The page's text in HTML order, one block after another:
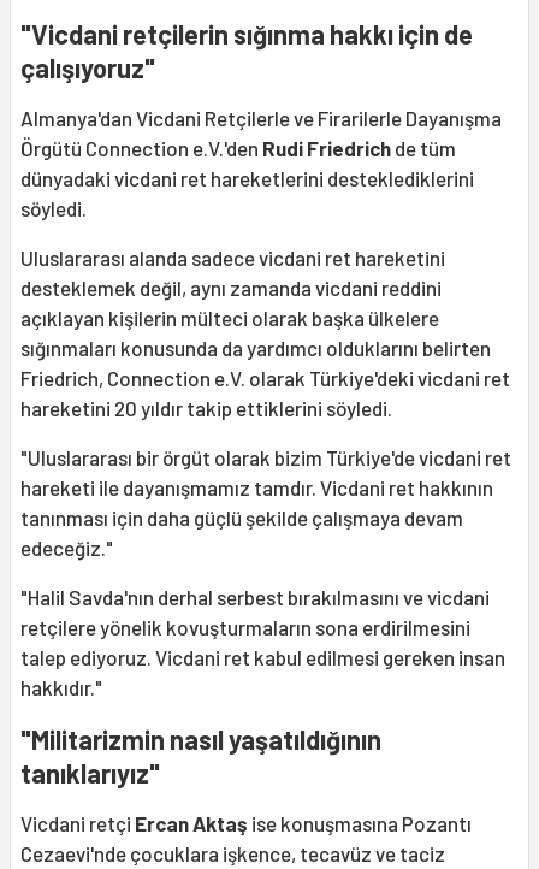
"Vicdani retçilerin sığınma hakkı için de
çalışıyoruz"
Almanya'dan Vicdani Retçilerle ve Firarilerle Dayanışma
Örgütü Connection e.V.'den Rudi Friedrich de tüm
dünyadaki vicdani ret hareketlerini desteklediklerini
söyledi.
Uluslararası alanda sadece vicdani ret hareketini
desteklemek değil, aynı zamanda vicdani reddini
açıklayan kişilerin mülteci olarak başka ülkelere
sığınmaları konusunda da yardımcı olduklarını belirten
Friedrich, Connection e.V. olarak Türkiye'deki vicdani ret
hareketini 20 yıldır takip ettiklerini söyledi.
"Uluslararası bir örgüt olarak bizim Türkiye'de vicdani ret
hareketi ile dayanışmamız tamdır. Vicdani ret hakkının
tanınması için daha güçlü şekilde çalışmaya devam
edeceğiz."
"Halil Savda'nın derhal serbest bırakılmasını ve vicdani
retçilere yönelik kovuşturmaların sona erdirilmesini
talep ediyoruz. Vicdani ret kabul edilmesi gereken insan
hakkıdır."
"Militarizmin nasıl yaşatıldığının
tanıklarıyız"
Vicdani retçi Ercan Aktaş ise konuşmasına Pozantı
Cezaevi'nde çocuklara işkence, tecavüz ve taciz